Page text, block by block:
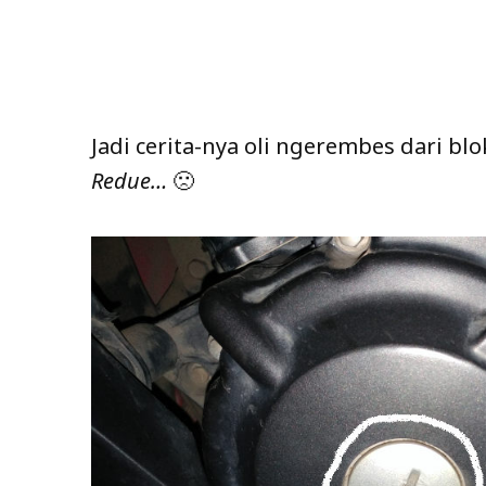
Jadi cerita-nya oli ngerembes dari
Redue… 🙁